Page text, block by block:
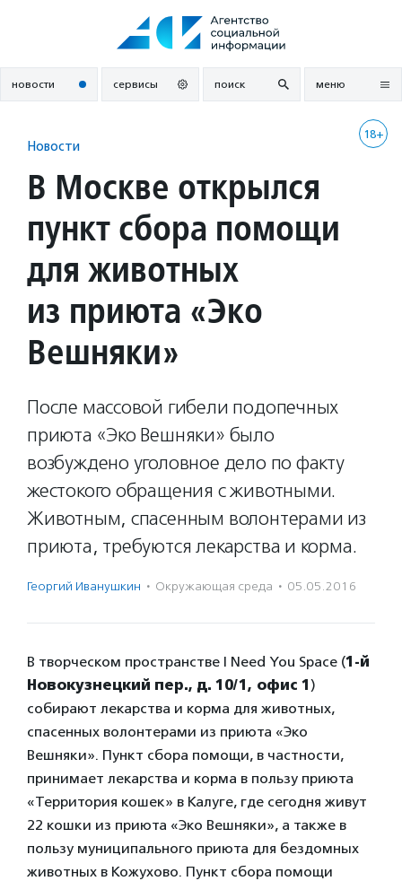
новости сервисы поиск меню
18+
Новости
В Москве открылся
пункт сбора помощи
для животных
из приюта «Эко
Вешняки»
После массовой гибели подопечных
приюта «Эко Вешняки» было
возбуждено уголовное дело по факту
жестокого обращения с животными.
Животным, спасенным волонтерами из
приюта, требуются лекарства и корма.
Георгий Иванушкин · Окружающая среда · 05.05.2016
В творческом пространстве I Need You Space (1-й
Новокузнецкий пер., д. 10/1, офис 1)
собирают лекарства и корма для животных,
спасенных волонтерами из приюта «Эко
Вешняки». Пункт сбора помощи, в частности,
принимает лекарства и корма в пользу приюта
«Территория кошек» в Калуге, где сегодня живут
22 кошки из приюта «Эко Вешняки», а также в
пользу муниципального приюта для бездомных
животных в Кожухово. Пункт сбора помощи